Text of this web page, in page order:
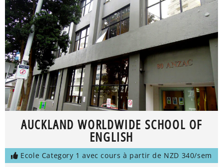
AUCKLAND WORLDWIDE SCHOOL OF
ENGLISH
Ecole Category 1 avec cours à partir de NZD 340/sem